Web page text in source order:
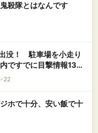
殺隊とはなんです
没！ 駐車場を小走り
ですでに目撃情報130
22
ホで十分、安い飯で十